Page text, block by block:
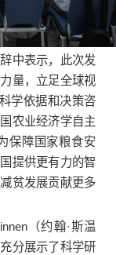
中表示，此次发
量，立足全球视
学依据和决策咨
农业经济学自主
保障国家粮食安
提供更有力的智
贫发展贡献更多
（约翰·斯温
分展示了科学研